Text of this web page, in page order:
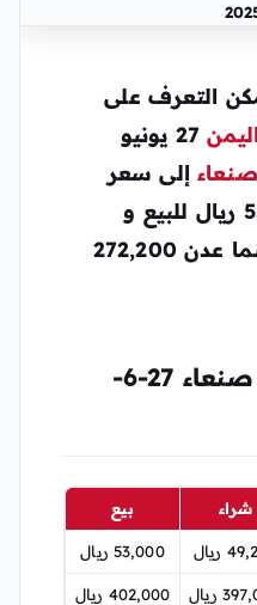
التعرف على
اليمن
27 يونيو
صنعاءإلى سعر
الجرام الذهب 21 الى 53 ريال للبيع و
49200 الف للشراء, بينما عدن 272,200
أسعار الذهب في صنعاء 27-6-
شراء بيع
ريال 53,000 ريال
ريال 402,000 ريال